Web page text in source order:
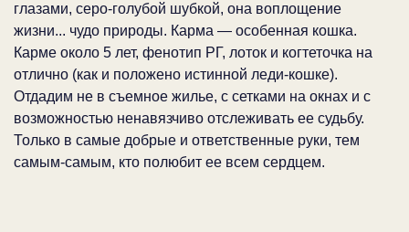
глазами, серо-голубой шубкой, она воплощение
жизни... чудо природы. Карма — особенная кошка.
Карме около 5 лет, фенотип РГ, лоток и когтеточка на
отлично (как и положено истинной леди-кошке).
Отдадим не в съемное жилье, с сетками на окнах и с
возможностью ненавязчиво отслеживать ее судьбу.
Только в самые добрые и ответственные руки, тем
самым-самым, кто полюбит ее всем сердцем.